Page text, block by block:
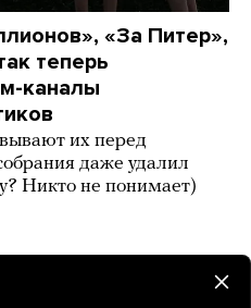
«За Питер»,
теперь
каналы
их перед
даже удалил
Никто не понимает)